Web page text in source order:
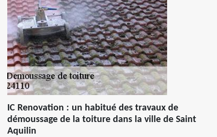
IC Renovation : un habitué des travaux de
démoussage de la toiture dans la ville de Saint
Aquilin